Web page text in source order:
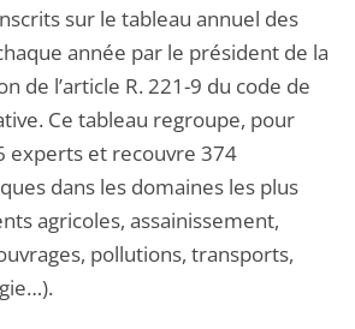
sur le tableau annuel des
année par le président de la
de l’article R. 221-9 du code de
Ce tableau regroupe, pour
experts et recouvre 374
dans les domaines les plus
agricoles, assainissement,
pollutions, transports,